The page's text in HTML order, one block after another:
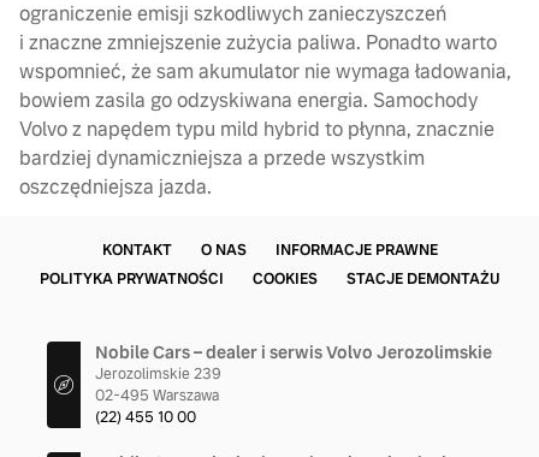
ograniczenie emisji szkodliwych zanieczyszczeń
i znaczne zmniejszenie zużycia paliwa. Ponadto warto
wspomnieć, że sam akumulator nie wymaga ładowania,
bowiem zasila go odzyskiwana energia. Samochody
Volvo z napędem typu mild hybrid to płynna, znacznie
bardziej dynamiczniejsza a przede wszystkim
oszczędniejsza jazda.
KONTAKT O NAS
INFORMACJE PRAWNE
POLITYKA PRYWATNOŚCI
COOKIES STACJE DEMONTAŻU
Nobile Cars – dealer i serwis Volvo Jerozolimskie
Jerozolimskie 239
02-495 Warszawa
(22) 455 10 00